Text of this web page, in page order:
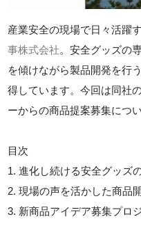
産業安全の現場で日々活躍
事株式会社。安全グッズの
を傾けながら製品開発を行
得しています。今回は同社
ーからの商品提案募集につ
目次
1. 進化し続ける安全グッズ
2. 現場の声を活かした商品
3. 新商品アイデア募集プロ